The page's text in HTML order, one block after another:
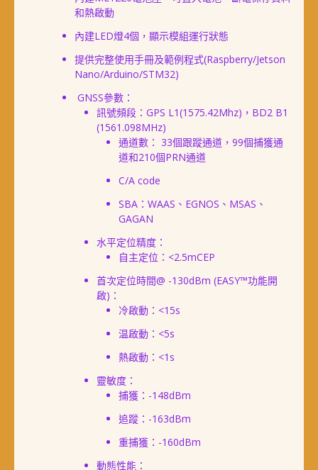
和熱啟動
內建LED燈4個，顯示模組運行狀態
提供完整使用手冊及範例程式(Raspberry/Jetson
Nano/Arduino/STM32)
GNSS參數：
訊號頻段：GPS L1(1575.42Mhz)，BD2 B1
(1561.098MHz)
通道數： 33個跟蹤通道，99個捕獲通
道和210個PRN通道
C/A code
SBA：WAAS、EGNOS、MSAS、
GAGAN
水平定位精度：
自主定位：<2.5mCEP
首次定位時間@ -130dBm (EASY™功能開
啟)：
冷啟動：<15s
温啟動：<5s
熱啟動：<1s
靈敏度：
捕獲：-148dBm
追蹤：-163dBm
重捕獲：-160dBm
動態性能：